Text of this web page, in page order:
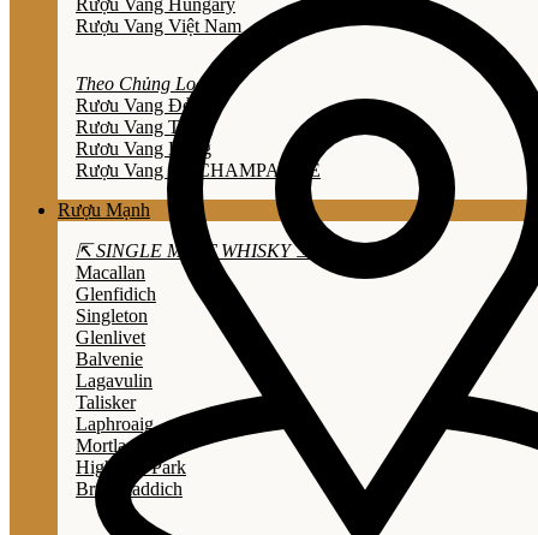
Rượu Vang Hungary
Rượu Vang Việt Nam
Theo Chủng Loại
Rươu Vang Đỏ
Rươu Vang Trắng
Rươu Vang Hồng
Rượu Vang Nổ/CHAMPAGNE
Rượu Mạnh
⇱ SINGLE MALT WHISKY ⇲
Macallan
Glenfidich
Singleton
Glenlivet
Balvenie
Lagavulin
Talisker
Laphroaig
Mortlach
Highland Park
Bruichladdich